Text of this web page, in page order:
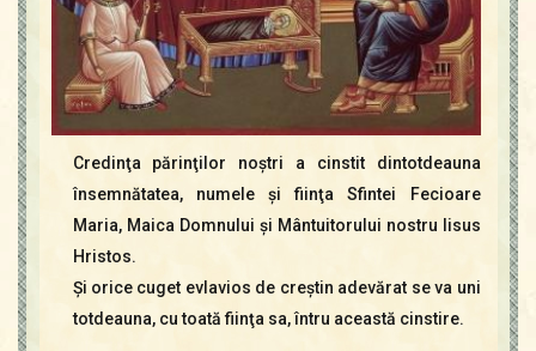
Credinţa părinţilor noştri a cinstit dintotdeauna
însemnătatea, numele şi fiinţa Sfintei Fecioare
Maria, Maica Domnului şi Mântuitorului nostru Iisus
Hristos.
Şi orice cuget evlavios de creştin adevărat se va uni
totdeauna, cu toată fiinţa sa, întru această cinstire.